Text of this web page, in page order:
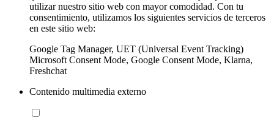
utilizar nuestro sitio web con mayor comodidad. Con tu
consentimiento, utilizamos los siguientes servicios de terceros
en este sitio web:
Google Tag Manager, UET (Universal Event Tracking)
Microsoft Consent Mode, Google Consent Mode, Klarna,
Freshchat
Contenido multimedia externo